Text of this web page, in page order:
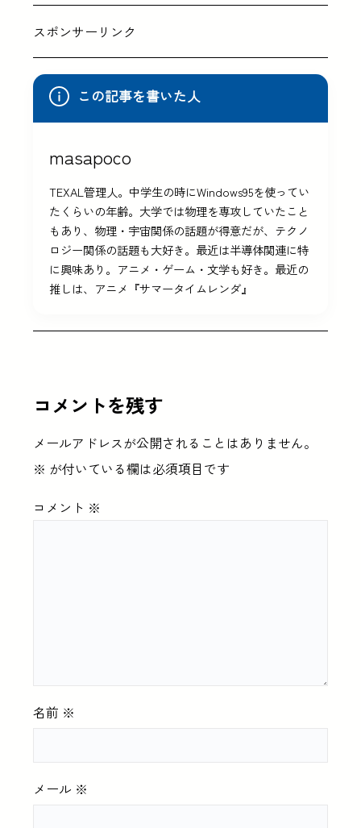
スポンサーリンク
この記事を書いた人
masapoco
TEXAL管理人。中学生の時にWindows95を使ってい
たくらいの年齢。大学では物理を専攻していたこと
もあり、物理・宇宙関係の話題が得意だが、テクノ
ロジー関係の話題も大好き。最近は半導体関連に特
に興味あり。アニメ・ゲーム・文学も好き。最近の
推しは、アニメ『サマータイムレンダ』
コメントを残す
メールアドレスが公開されることはありません。
※ が付いている欄は必須項目です
コメント ※
名前 ※
メール ※